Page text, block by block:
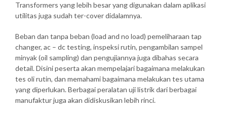
Transformers yang lebih besar yang digunakan dalam aplikasi
utilitas juga sudah ter-cover didalamnya.
Beban dan tanpa beban (load and no load) pemeliharaan tap
changer, ac – dc testing, inspeksi rutin, pengambilan sampel
minyak (oil sampling) dan pengujiannya juga dibahas secara
detail. Disini peserta akan mempelajari bagaimana melakukan
tes oli rutin, dan memahami bagaimana melakukan tes utama
yang diperlukan. Berbagai peralatan uji listrik dari berbagai
manufaktur juga akan didiskusikan lebih rinci.